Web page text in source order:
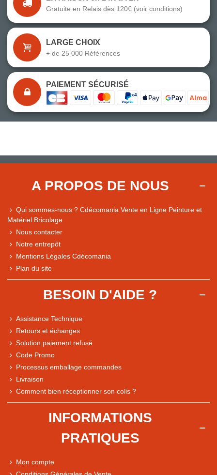
Note du magasin sur Google
Comparaison des performances du magasin
Gratuite en Relais dès 120€ (voir conditions)
LARGE CHOIX
+ de 25 000 Références
PAIEMENT SÉCURISÉ
A PROPOS DE NOUS
Qui sommes-nous ? Cdécomania Vente en Ligne Peinture et
Matériel Bricolage
Nous contacter
Notre entrepôt
Mentions Légales Cdécomania
Plan du site
BESOIN D'AIDE ?
Assistance Technique
Retours et échanges
Solution paiement refusé
Code Promo
Processus emballage commandes
Livraison
Comment bien réceptionner son colis ?
INFORMATIONS
PRATIQUES
Mon compte